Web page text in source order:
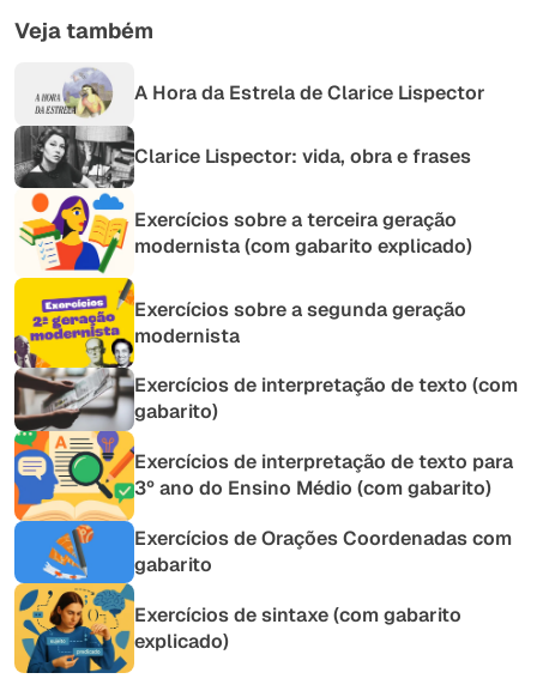
Veja também
A Hora da Estrela de Clarice Lispector
Clarice Lispector: vida, obra e frases
Exercícios sobre a terceira geração
modernista (com gabarito explicado)
Exercícios sobre a segunda geração
modernista
Exercícios de interpretação de texto (com
gabarito)
Exercícios de interpretação de texto para
3º ano do Ensino Médio (com gabarito)
Exercícios de Orações Coordenadas com
gabarito
Exercícios de sintaxe (com gabarito
explicado)